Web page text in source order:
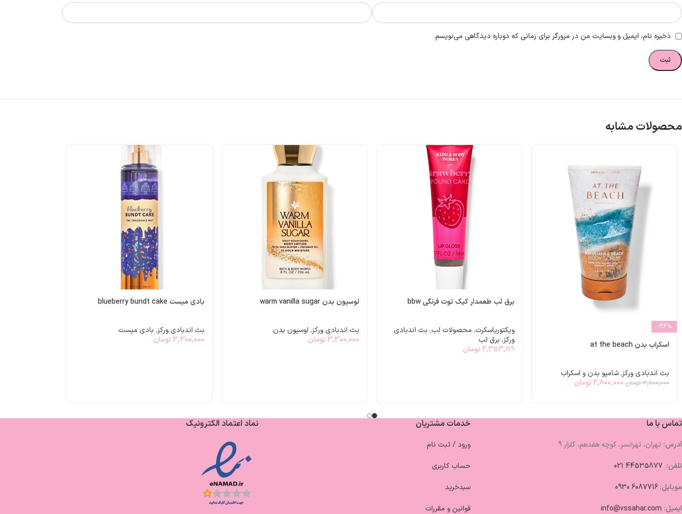
ذخیره نام، ایمیل و وبسایت من در مرورگر برای زمانی که دوباره دیدگاهی می‌نویسم.
محصولات مشابه
-26%
اسکراب بدن at the beach
بث اندبادی ورکز,شامپو بدن و اسکراب
3,800,000 تومان 2,800,000 تومان
برق لب طعمدار کیک توت فرنگی bbw
ویکتوریاسکرت, محصولات لب, بث اندبادی
ورکز, برق لب
2,353,119 تومان
لوسیون بدن warm vanilla sugar
بث اندبادی ورکز, لوسیون بدن
3,300,000 تومان
بادی میست blueberry bundt cake
بث اندبادی ورکز, بادی میست
3,300,000 تومان
تماس با ما
آدرس: تهران، تهرانسر، کوچه هفدهم، گلزار 9
تلفن:
موبایل:6087716 0930
ایمیل: info@vssahar.com
خدمات مشتریان
ورود / ثبت نام
حساب کاربری
سبدخرید
قوانین و مقررات
نماد اعتماد الکترونیک